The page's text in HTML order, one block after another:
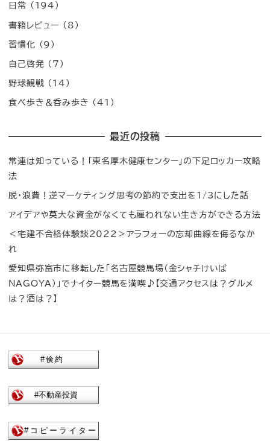
日常 (194)
書籍レビュー (8)
習慣化 (9)
自己啓発 (7)
野球観戦 (14)
食べ歩き＆呑み歩き (41)
最近の投稿
常連は知っている！「東名厚木健康センター」の下足ロッカー攻略
法
脱・浪費！逆マーケティング思考の節約で支出を1/3にした話
アイデアや莫大な資金がなくても雇われない生き方ができる方法
＜宅建不合格体験談2022＞アラフォーの忘却曲線を侮るなか
れ
愛知県弥富市に移転した「名古屋競馬場（金シャチけいば
NAGOYA）」でナイター競馬を満喫♪【交通アクセスは？グルメ
は？酒は？】